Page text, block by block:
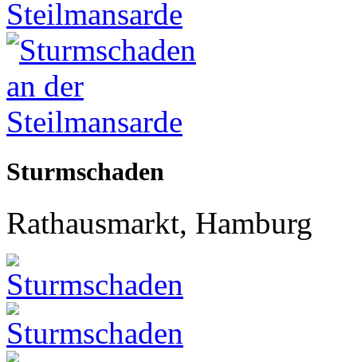
Sturmschaden
Rathausmarkt, Hamburg